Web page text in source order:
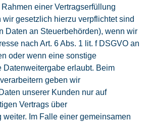
einer Vertragserfüllung
gesetzlich hierzu verpflichtet sind
Daten an Steuerbehörden), wenn wir
nach Art. 6 Abs. 1 lit. f DSGVO an
oder wenn eine sonstige
Datenweitergabe erlaubt. Beim
geben wir
unserer Kunden nur auf
Vertrags über
weiter. Im Falle einer gemeinsamen